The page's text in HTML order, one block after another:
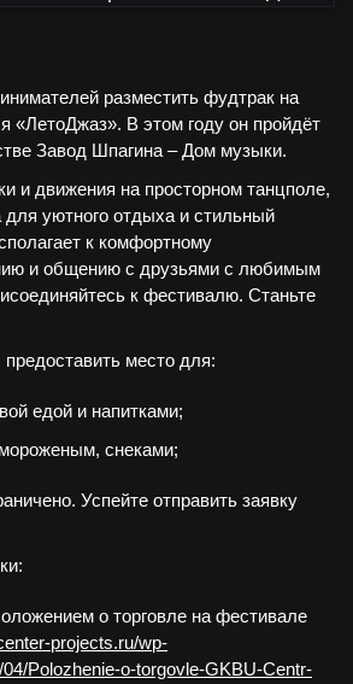
разместить фудтрак на
«ЛетоДжаз». В этом году он пройдёт
Завод Шпагина – Дом музыки.
и движения на просторном танцполе,
для уютного отдыха и стильный
к комфортному
и общению с друзьями с любимым
к фестивалю. Станьте
место для:
едой и напитками;
снеками;
Успейте отправить заявку
о торговле на фестивале
projects.ru/wp-
Polozhenie-o-torgovle-GKBU-Centr-